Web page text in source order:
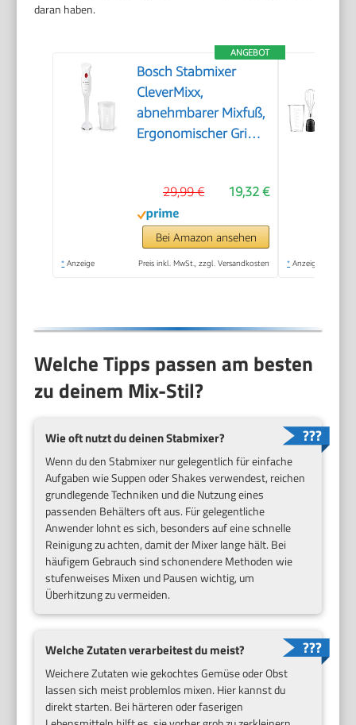
daran haben.
ANGEBOT
Bosch Stabmixer
CleverMixx,
abnehmbarer Mixfuß,
Ergonomischer Griff,
einfache Reinigung,
400 W, weiß/rot,
MSM14000
19,32 €
29,99 €
Bei Amazon ansehen
* Anzeige Preis inkl. MwSt., zzgl. Versandkosten * Anzeige
Welche Tipps passen am besten
zu deinem Mix-Stil?
Wie oft nutzt du deinen Stabmixer?
Wenn du den Stabmixer nur gelegentlich für einfache
Aufgaben wie Suppen oder Shakes verwendest, reichen
grundlegende Techniken und die Nutzung eines
passenden Behälters oft aus. Für gelegentliche
Anwender lohnt es sich, besonders auf eine schnelle
Reinigung zu achten, damit der Mixer lange hält. Bei
häufigem Gebrauch sind schonendere Methoden wie
stufenweises Mixen und Pausen wichtig, um
Überhitzung zu vermeiden.
Welche Zutaten verarbeitest du meist?
Weichere Zutaten wie gekochtes Gemüse oder Obst
lassen sich meist problemlos mixen. Hier kannst du
direkt starten. Bei härteren oder faserigen